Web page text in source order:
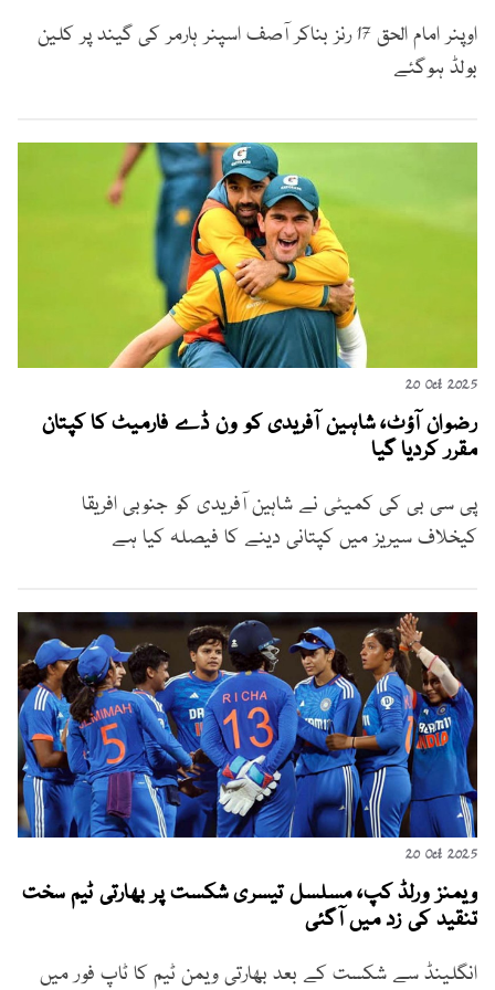
اوپنر امام الحق 17 رنز بناکر آصف اسپنر ہارمر کی گیند پر کلین
بولڈ ہوگئے
20 Oct 2025
رضوان آؤٹ، شاہین آفریدی کو ون ڈے فارمیٹ کا کپتان
مقرر کردیا گیا
پی سی بی کی کمیٹی نے شاہین آفریدی کو جنوبی افریقا
کیخلاف سیریز میں کپتانی دینے کا فیصلہ کیا ہے
20 Oct 2025
ویمنز ورلڈ کپ، مسلسل تیسری شکست پر بھارتی ٹیم سخت
تنقید کی زد میں آگئی
انگلینڈ سے شکست کے بعد بھارتی ویمن ٹیم کا ٹاپ فور میں